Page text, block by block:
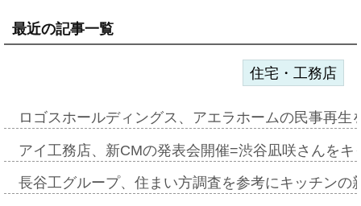
最近の記事一覧
住宅・工務店
ロゴスホールディングス、アエラホームの民事再
アイ工務店、新CMの発表会開催=渋谷凪咲さんを
長谷工グループ、住まい方調査を参考にキッチン